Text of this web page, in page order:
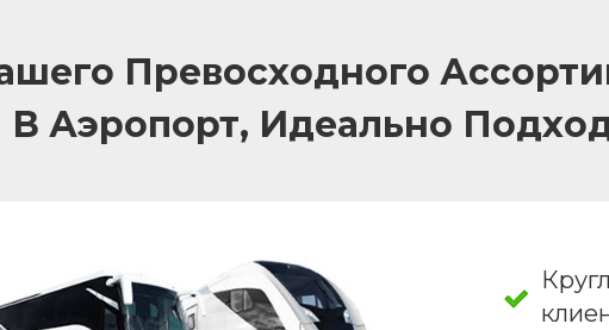
Превосходного
В Аэропорт, Идеально